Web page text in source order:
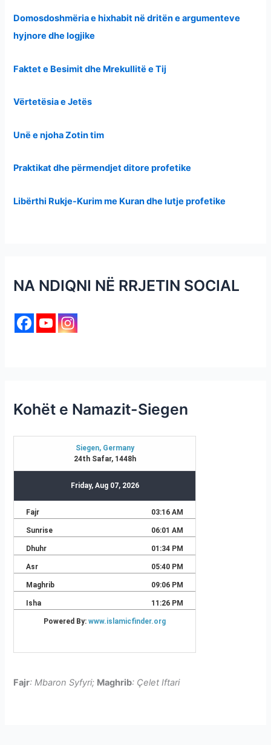
Domosdoshmëria e hixhabit në dritën e argumenteve
hyjnore dhe logjike
Faktet e Besimit dhe Mrekullitë e Tij
Vërtetësia e Jetës
Unë e njoha Zotin tim
Praktikat dhe përmendjet ditore profetike
Libërthi Rukje-Kurim me Kuran dhe lutje profetike
NA NDIQNI NË RRJETIN SOCIAL
Kohët e Namazit-Siegen
Fajr: Mbaron Syfyri; Maghrib: Çelet Iftari